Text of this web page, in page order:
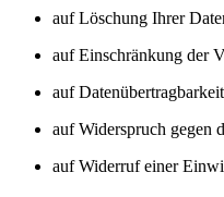
auf Löschung Ihrer
auf Einschränkung der
auf
auf Widerspruch gegen
auf Widerruf einer